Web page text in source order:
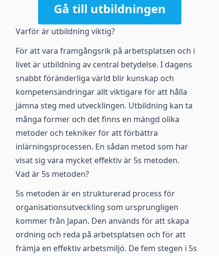
Gå till utbildningen
Varför är utbildning viktig?
För att vara framgångsrik på arbetsplatsen och i
livet är utbildning av central betydelse. I dagens
snabbt föränderliga värld blir kunskap och
kompetensändringar allt viktigare för att hålla
jämna steg med utvecklingen. Utbildning kan ta
många former och det finns en mängd olika
metoder och tekniker för att förbättra
inlärningsprocessen. En sådan metod som har
visat sig vara mycket effektiv är 5s metoden.
Vad är 5s metoden?
5s metoden är en strukturerad process för
organisationsutveckling som ursprungligen
kommer från Japan. Den används för att skapa
ordning och reda på arbetsplatsen och för att
främja en effektiv arbetsmiljö. De fem stegen i 5s